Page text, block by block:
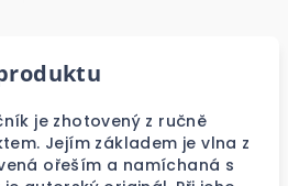
je zhotovený z ručně
Jejím základem je vlna z
ořeším a namíchaná s